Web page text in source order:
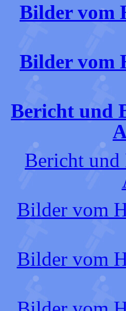
Bilder vom
Bilder vom
Bericht und
Bericht
Bilder vom
Bilder vom